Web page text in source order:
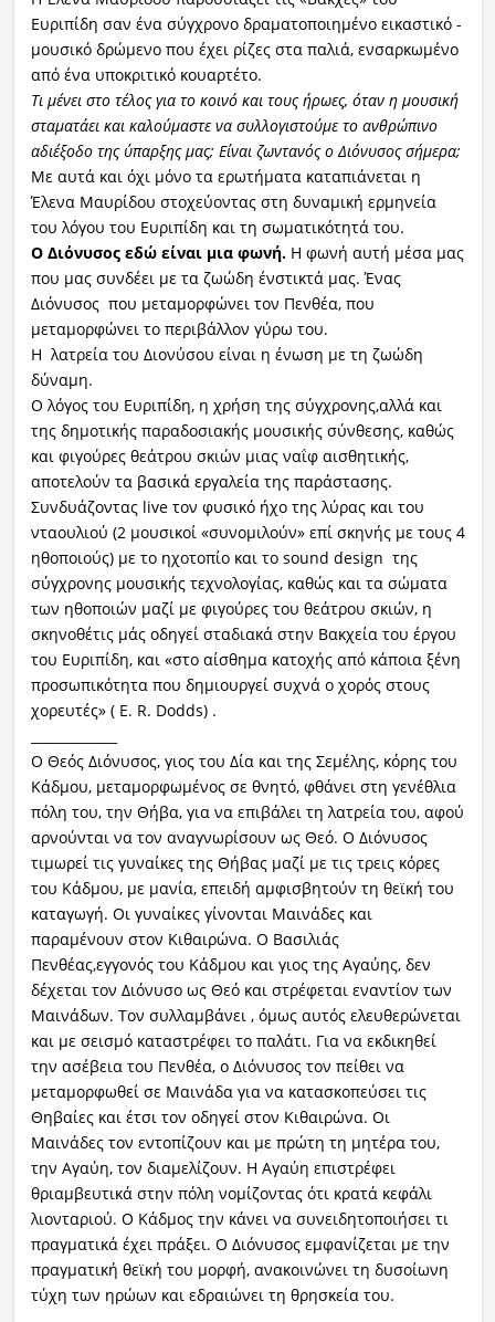
Ευριπίδη σαν ένα σύγχρονο δραματοποιημένο εικαστικό -
μουσικό δρώμενο που έχει ρίζες στα παλιά, ενσαρκωμένο
από ένα υποκριτικό κουαρτέτο.
Τι μένει στο τέλος για το κοινό και τους ήρωες, όταν η μουσική
σταματάει και καλούμαστε να συλλογιστούμε το ανθρώπινο
αδιέξοδο της ύπαρξης μας; Είναι ζωντανός ο Διόνυσος σήμερα;
Με αυτά και όχι μόνο τα ερωτήματα καταπιάνεται η
Έλενα Μαυρίδου στοχεύοντας στη δυναμική ερμηνεία
του λόγου του Ευριπίδη και τη σωματικότητά του.
Ο Διόνυσος εδώ είναι μια φωνή. Η φωνή αυτή μέσα μας
που μας συνδέει με τα ζωώδη ένστικτά μας. Ένας
Διόνυσος που μεταμορφώνει τον Πενθέα, που
μεταμορφώνει το περιβάλλον γύρω του.
Η λατρεία του Διονύσου είναι η ένωση με τη ζωώδη
δύναμη.
Ο λόγος του Ευριπίδη, η χρήση της σύγχρονης,αλλά και
της δημοτικής παραδοσιακής μουσικής σύνθεσης, καθώς
και φιγούρες θεάτρου σκιών μιας ναΐφ αισθητικής,
αποτελούν τα βασικά εργαλεία της παράστασης.
Συνδυάζοντας live τον φυσικό ήχο της λύρας και του
νταουλιού (2 μουσικοί «συνομιλούν» επί σκηνής με τους 4
ηθοποιούς) με το ηχοτοπίο και το sound design της
σύγχρονης μουσικής τεχνολογίας, καθώς και τα σώματα
των ηθοποιών μαζί με φιγούρες του θεάτρου σκιών, η
σκηνοθέτις μάς οδηγεί σταδιακά στην Βακχεία του έργου
του Ευριπίδη, και «στο αίσθημα κατοχής από κάποια ξένη
προσωπικότητα που δημιουργεί συχνά ο χορός στους
χορευτές» ( E. R. Dodds) .
Ο Θεός Διόνυσος, γιος του Δία και της Σεμέλης, κόρης του
Κάδμου, μεταμορφωμένος σε θνητό, φθάνει στη γενέθλια
πόλη του, την Θήβα, για να επιβάλει τη λατρεία του, αφού
αρνούνται να τον αναγνωρίσουν ως Θεό. Ο Διόνυσος
τιμωρεί τις γυναίκες της Θήβας μαζί με τις τρεις κόρες
του Κάδμου, με μανία, επειδή αμφισβητούν τη θεϊκή του
καταγωγή. Οι γυναίκες γίνονται Μαινάδες και
παραμένουν στον Κιθαιρώνα. Ο Βασιλιάς
Πενθέας,εγγονός του Κάδμου και γιος της Αγαύης, δεν
δέχεται τον Διόνυσο ως Θεό και στρέφεται εναντίον των
Μαινάδων. Τον συλλαμβάνει , όμως αυτός ελευθερώνεται
και με σεισμό καταστρέφει το παλάτι. Για να εκδικηθεί
την ασέβεια του Πενθέα, ο Διόνυσος τον πείθει να
μεταμορφωθεί σε Μαινάδα για να κατασκοπεύσει τις
Θηβαίες και έτσι τον οδηγεί στον Κιθαιρώνα. Οι
Μαινάδες τον εντοπίζουν και με πρώτη τη μητέρα του,
την Αγαύη, τον διαμελίζουν. Η Αγαύη επιστρέφει
θριαμβευτικά στην πόλη νομίζοντας ότι κρατά κεφάλι
λιονταριού. Ο Κάδμος την κάνει να συνειδητοποιήσει τι
πραγματικά έχει πράξει. Ο Διόνυσος εμφανίζεται με την
πραγματική θεϊκή του μορφή, ανακοινώνει τη δυσοίωνη
τύχη των ηρώων και εδραιώνει τη θρησκεία του.